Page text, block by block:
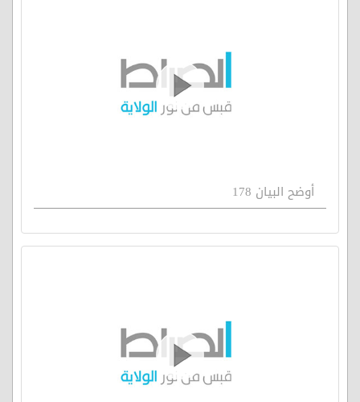
أوضح البيان 178